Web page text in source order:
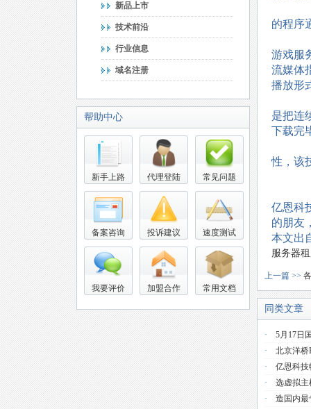
新品上市
技术前沿
行业信息
域名注册
帮助中心
新手上路 代理登陆 常见问题
备案咨询 投诉建议 速度测试
我要评价 加盟合作 常用文档
的程序
游戏服
流媒体
播放形
是把连
下载完
性，该
亿恩科
的朋友
本文出
服务器
上一篇 >>
同类文章
· 5月17日
· 北京洋桥
· 亿恩科
· 选虚拟主
· 造国内最